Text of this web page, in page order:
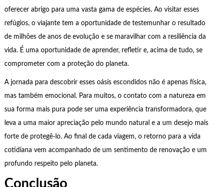
oferecer abrigo para uma vasta gama de espécies. Ao visitar esses
refúgios, o viajante tem a oportunidade de testemunhar o resultado
de milhões de anos de evolução e se maravilhar com a resiliência da
vida. É uma oportunidade de aprender, refletir e, acima de tudo, se
comprometer com a proteção do planeta.
A jornada para descobrir esses oásis escondidos não é apenas física,
mas também emocional. Para muitos, o contato com a natureza em
sua forma mais pura pode ser uma experiência transformadora, que
leva a uma maior apreciação pelo mundo natural e a um desejo mais
forte de protegê-lo. Ao final de cada viagem, o retorno para a vida
cotidiana vem acompanhado de um sentimento de renovação e um
profundo respeito pelo planeta.
Conclusão